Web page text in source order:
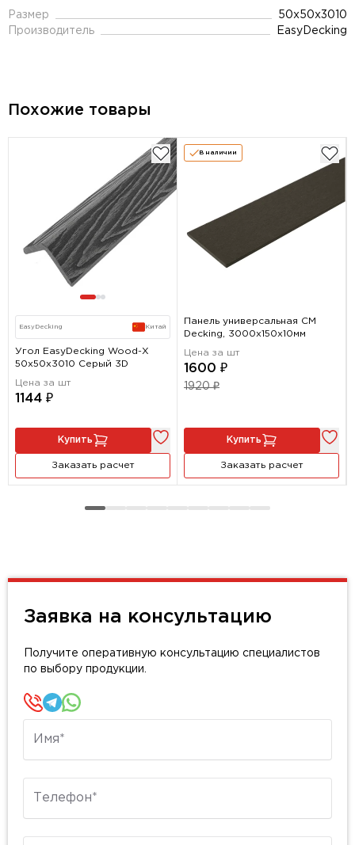
Размер
50х50х3010
Производитель
EasyDecking
Похожие товары
EasyDecking Китай
Угол EasyDecking Wood-Х
50х50х3010 Серый 3D
Цена за шт
1144 ₽
Купить
Заказать расчет
В наличии
Панель универсальная CM
Decking, 3000х150х10мм
Цена за шт
1600 ₽
1920 ₽
Купить
Заказать расчет
Заявка на консультацию
Получите оперативную консультацию специалистов
по выбору продукции.